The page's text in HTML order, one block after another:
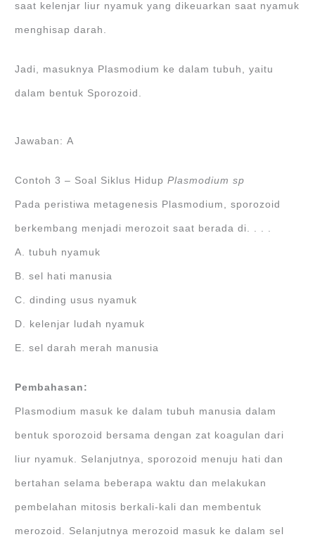
saat kelenjar liur nyamuk yang dikeuarkan saat nyamuk
menghisap darah.
Jadi, masuknya Plasmodium ke dalam tubuh, yaitu
dalam bentuk Sporozoid.
Jawaban: A
Contoh 3 – Soal Siklus HidupPlasmodium sp
Pada peristiwa metagenesis Plasmodium, sporozoid
berkembang menjadi merozoit saat berada di. . . .
A. tubuh nyamuk
B. sel hati manusia
C. dinding usus nyamuk
D. kelenjar ludah nyamuk
E. sel darah merah manusia
Pembahasan:
Plasmodium masuk ke dalam tubuh manusia dalam
bentuk sporozoid bersama dengan zat koagulan dari
liur nyamuk. Selanjutnya, sporozoid menuju hati dan
bertahan selama beberapa waktu dan melakukan
pembelahan mitosis berkali-kali dan membentuk
merozoid. Selanjutnya merozoid masuk ke dalam sel